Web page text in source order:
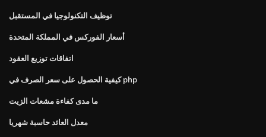
توظيف التكنولوجيا في المستقبل
أسعار الفوركس في المملكة المتحدة
اتفاقات توزيع العقود
كيفية الحصول على سعر الصرف في php
ما مدى كفاءة مشعات الزيت
معدل العائد حاسبة شهريا